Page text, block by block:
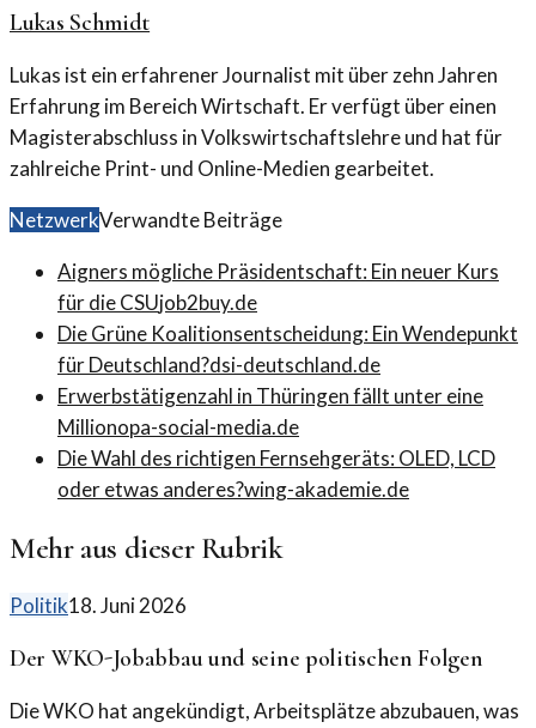
Lukas Schmidt
Lukas ist ein erfahrener Journalist mit über zehn Jahren
Erfahrung im Bereich Wirtschaft. Er verfügt über einen
Magisterabschluss in Volkswirtschaftslehre und hat für
zahlreiche Print- und Online-Medien gearbeitet.
NetzwerkVerwandte Beiträge
Aigners mögliche Präsidentschaft: Ein neuer Kurs
für die CSUjob2buy.de
Die Grüne Koalitionsentscheidung: Ein Wendepunkt
für Deutschland?dsi-deutschland.de
Erwerbstätigenzahl in Thüringen fällt unter eine
Millionopa-social-media.de
Die Wahl des richtigen Fernsehgeräts: OLED, LCD
oder etwas anderes?wing-akademie.de
Mehr aus dieser Rubrik
Politik18. Juni 2026
Der WKO-Jobabbau und seine politischen Folgen
Die WKO hat angekündigt, Arbeitsplätze abzubauen, was